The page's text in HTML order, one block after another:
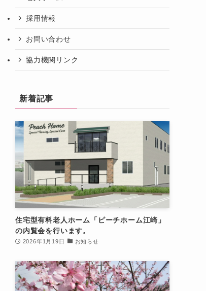
採用情報
お問い合わせ
協力機関リンク
新着記事
住宅型有料老人ホーム「ピーチホーム江崎」
の内覧会を行います。
2026年1月19日 お知らせ